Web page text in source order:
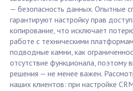
— безопасность данных. Опытные
гарантируют настройку прав
копирование, что исключает
работе с техническими
подводные камни, как
отсутствие функционала, поэтому
решения — не менее важен.
наших клиентов: при настройке